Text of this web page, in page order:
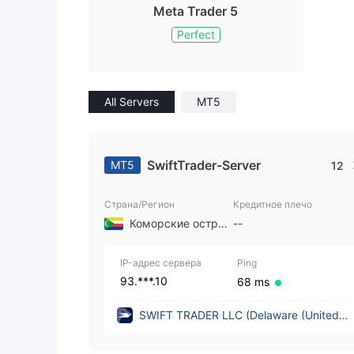
Meta Trader 5
Perfect
All Servers MT5
MT5 SwiftTrader-Server 12
Страна/Регион
Коморские острова
Кредитное плечо
--
IP-адрес сервера
93.***.10
Ping
68 ms
SWIFT TRADER LLC (Delaware (United